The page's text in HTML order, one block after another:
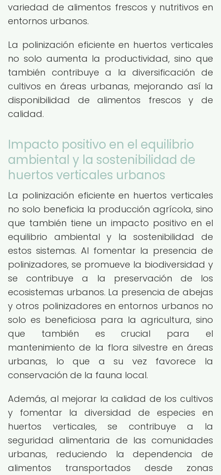
variedad de alimentos frescos y nutritivos en
entornos urbanos.
La polinización eficiente en huertos verticales
no solo aumenta la productividad, sino que
también contribuye a la diversificación de
cultivos en áreas urbanas, mejorando así la
disponibilidad de alimentos frescos y de
calidad.
Impacto positivo en el equilibrio
ambiental y la sostenibilidad de
huertos verticales urbanos
La polinización eficiente en huertos verticales
no solo beneficia la producción agrícola, sino
que también tiene un impacto positivo en el
equilibrio ambiental y la sostenibilidad de
estos sistemas. Al fomentar la presencia de
polinizadores, se promueve la biodiversidad y
se contribuye a la preservación de los
ecosistemas urbanos. La presencia de abejas
y otros polinizadores en entornos urbanos no
solo es beneficiosa para la agricultura, sino
que también es crucial para el
mantenimiento de la flora silvestre en áreas
urbanas, lo que a su vez favorece la
conservación de la fauna local.
Además, al mejorar la calidad de los cultivos
y fomentar la diversidad de especies en
huertos verticales, se contribuye a la
seguridad alimentaria de las comunidades
urbanas, reduciendo la dependencia de
alimentos transportados desde zonas